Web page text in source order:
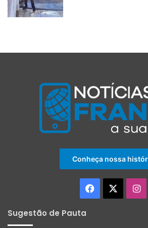
Conheça nossa
Facebook
Sugestão de Pauta